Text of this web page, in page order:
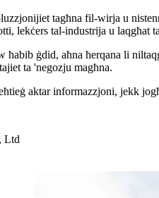
tagħna fil-wirja u
lekċers tal-industrija u
ġdid, aħna ħerqana li
ta 'negozju magħna.
aktar informazzjoni, jekk
Ltd